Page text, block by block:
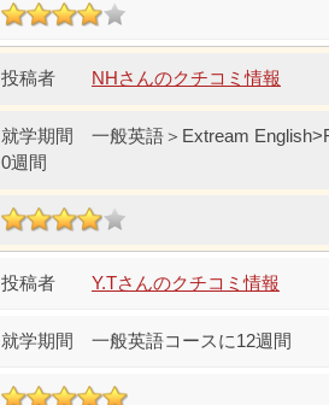
NHさんのクチコミ情報
一般英語＞Extream
0週間
Y.Tさんのクチコミ情報
一般英語コースに12週間